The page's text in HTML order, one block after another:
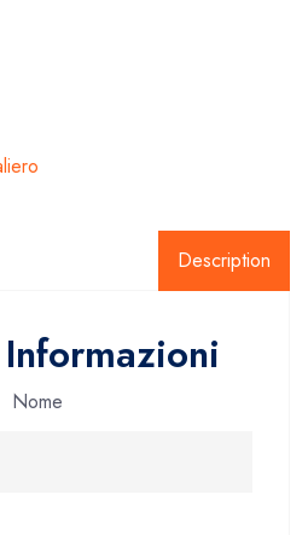
Description
Nome